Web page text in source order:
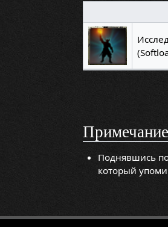
Примечание
Поднявшись
который